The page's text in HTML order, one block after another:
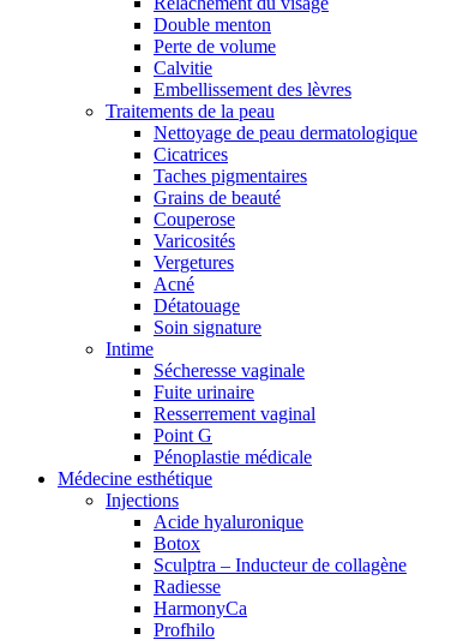
Double menton
Perte de volume
Calvitie
Embellissement des lèvres
Traitements de la peau
Nettoyage de peau dermatologique
Cicatrices
Taches pigmentaires
Grains de beauté
Couperose
Varicosités
Vergetures
Acné
Détatouage
Soin signature
Intime
Sécheresse vaginale
Fuite urinaire
Resserrement vaginal
Point G
Pénoplastie médicale
Médecine esthétique
Injections
Acide hyaluronique
Botox
Sculptra – Inducteur de collagène
Radiesse
HarmonyCa
Profhilo